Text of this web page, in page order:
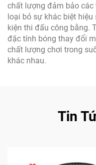
chất lượng đảm bảo các
loại bỏ sự khác biệt
kiện thi đấu công bằng.
đặc tính bóng thay đổi
chất lượng chơi trong
khác nhau.
Tin